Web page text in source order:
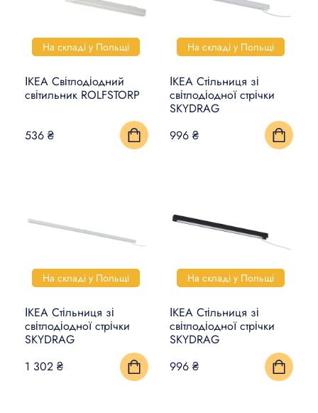
На складі у Польщі
ІКЕА Світлодіодний
світильник ROLFSTORP
536 ₴
На складі у Польщі
ІКЕА Стільниця зі
світлодіодної стрічки
SKYDRAG
996 ₴
На складі у Польщі
ІКЕА Стільниця зі
світлодіодної стрічки
SKYDRAG
1 302 ₴
На складі у Польщі
ІКЕА Стільниця зі
світлодіодної стрічки
SKYDRAG
996 ₴